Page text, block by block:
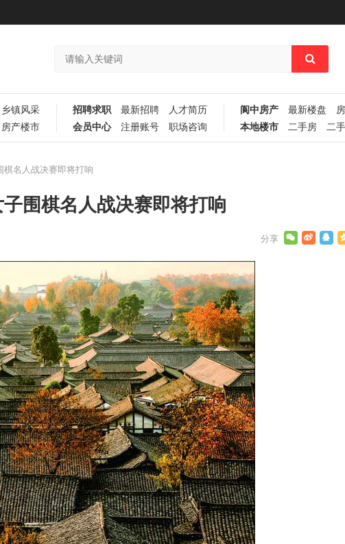
乡镇风采
房产楼市
招聘求职 最新招聘
人才简历
会员中心
注册账号 职场咨询
阆中房产 最新楼盘
本地楼市
二手房 二
棋名人战决赛即将打响
围棋名人战决赛即将打响